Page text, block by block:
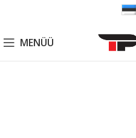
MENÜÜ